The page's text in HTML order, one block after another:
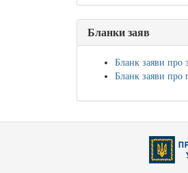
Бланки заяв
Бланк заяви про
Бланк заяви про